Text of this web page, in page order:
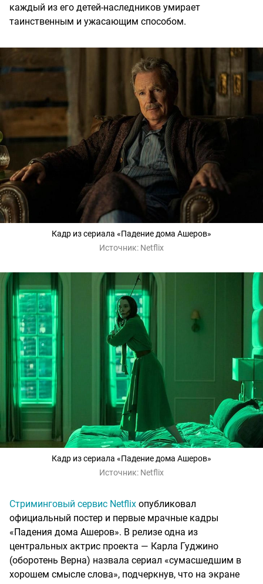
каждый из его детей-наследников умирает
таинственным и ужасающим способом.
Кадр из сериала «Падение дома Ашеров»
Источник: Netflix
Кадр из сериала «Падение дома Ашеров»
Источник: Netflix
Стриминговый сервис Netflix опубликовал
официальный постер и первые мрачные кадры
«Падения дома Ашеров». В релизе одна из
центральных актрис проекта — Карла Гуджино
(оборотень Верна) назвала сериал «сумасшедшим в
хорошем смысле слова», подчеркнув, что на экране